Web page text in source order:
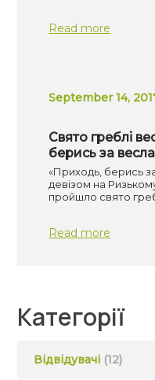
Read more
September 14,
Свято греблі
берись за
«Приходь, берись
девізом на
пройшло свято
Read more
Категорії
Відвідувачі (12)